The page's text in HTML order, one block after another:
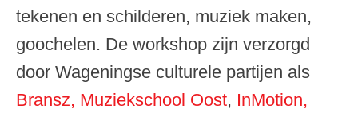
tekenen en schilderen, muziek maken,
goochelen. De workshop zijn verzorgd
door Wageningse culturele partijen als
Bransz, Muziekschool Oost, InMotion,